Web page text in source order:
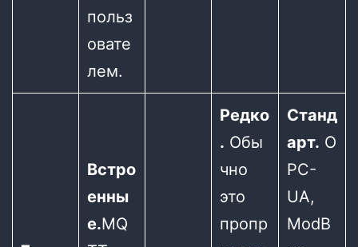
польз
овате
лем.
Встро
енны
е.MQ
Редко
. Обы
чно
это
пропр
Станд
арт. O
PC-
UA,
ModB